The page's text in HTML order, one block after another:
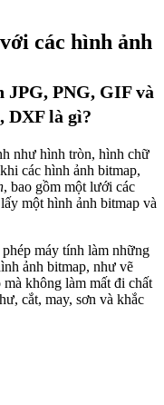
các hình ảnh
JPG, PNG, GIF và
DXF là gì?
như hình tròn, hình chữ
các hình ảnh bitmap,
, bao gồm một lưới các
một hình ảnh bitmap và
máy tính làm những
ảnh bitmap, như vẽ
không làm mất đi chất
cắt, may, sơn và khắc